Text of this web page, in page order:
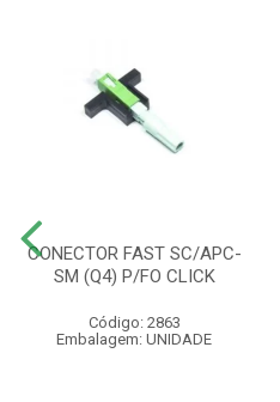
CONECTOR FAST SC/APC-
SM (Q4) P/FO CLICK
Código: 2863
Embalagem: UNIDADE